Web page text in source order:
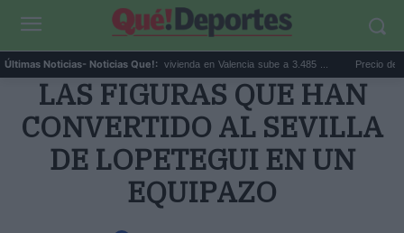
Últimas Noticias- Noticias Que!:
a... El precio de la vivienda en Valencia sube a 3.485 ... Precio de la luz
LAS FIGURAS QUE HAN
CONVERTIDO AL SEVILLA
DE LOPETEGUI EN UN
EQUIPAZO